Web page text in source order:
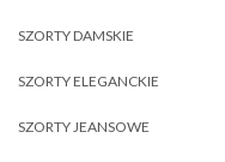
SZORTY DAMSKIE
SZORTY ELEGANCKIE
SZORTY JEANSOWE